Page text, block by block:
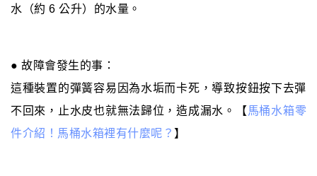
水（約 6 公升）的水量。
● 故障會發生的事：
這種裝置的彈簧容易因為水垢而卡死，導致按鈕按下去彈
不回來，止水皮也就無法歸位，造成漏水。【 馬桶水箱零
件介紹！馬桶水箱裡有什麼呢？ 】